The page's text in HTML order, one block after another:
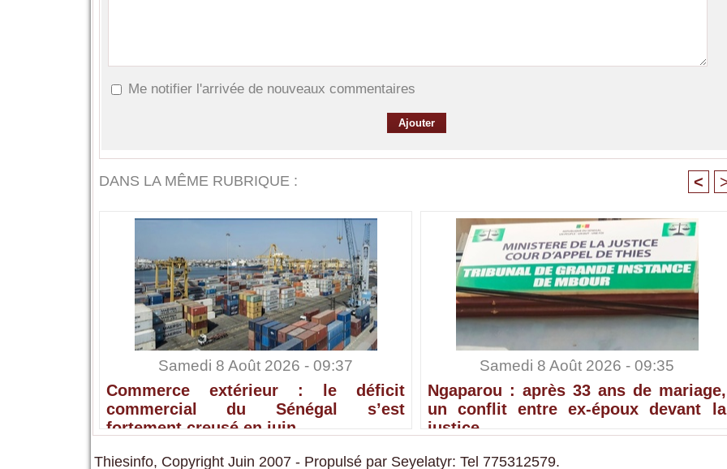
Me notifier l'arrivée de nouveaux commentaires
DANS LA MÊME RUBRIQUE : <
Samedi 8 Août 2026 - 09:37
Commerce extérieur : le déficit
commercial du Sénégal s’est
fortement creusé en juin
Samedi 8 Août 2026 - 09:35
Ngaparou : après 33 ans de mariage,
un conflit entre ex-époux devant la
justice
Thiesinfo, Copyright Juin 2007 - Propulsé par Seyelatyr: Tel 775312579.